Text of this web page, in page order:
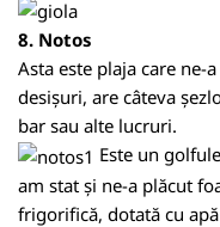
8. Notos
Asta este plaja care ne-
desișuri, are câteva
bar sau alte lucruri.
Este un
am stat și ne-a plăcut
frigorifică, dotată cu